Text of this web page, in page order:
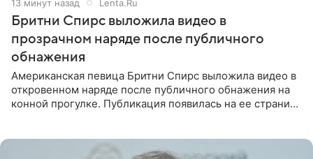
13 минут назад Lenta.Ru
Бритни Спирс выложила видео в
прозрачном наряде после публичного
обнажения
Американская певица Бритни Спирс выложила видео в
откровенном наряде после публичного обнажения на
конной прогулке. Публикация появилась на ее странице